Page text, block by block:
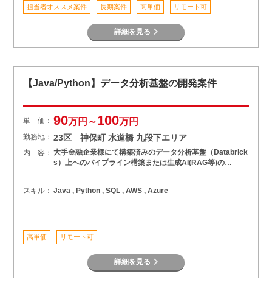
担当者オススメ案件 長期案件 高単価 リモート可
詳細を見る
【Java/Python】データ分析基盤の開発案件
単 価： 90万円～100万円
勤務地： 23区 神保町 水道橋 九段下エリア
内 容： 大手金融企業様にて構築済みのデータ分析基盤（Databrick
s）上へのパイプライン構築または生成AI(RAG等)の…
スキル： Java , Python , SQL , AWS , Azure
高単価 リモート可
詳細を見る